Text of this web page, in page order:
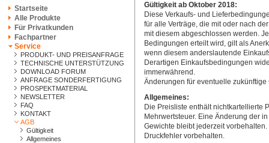
Startseite
Alle Produkte
Für Privatkunden
Fachpartner
Service
PRODUKT- UND PREISANFRAGE
TECHNISCHE UNTERSTÜTZUNG
DOWNLOAD FORUM
ANFRAGE SONDERFERTIGUNG
PROSPEKTMATERIAL
NEWSLETTER
FAQ
KONTAKT
AGB
Gültigkeit
Allgemeines
Gültigkeit ab Oktober 2018:
Diese Verkaufs- und
für alle Verträge, die mit oder nach
mit diesem abgeschlossen werden.
Bedingungen erteilt wird, gilt als
wenn diesem anderslautende
Derartigen Einkaufsbedingungen
immerwährend.
Änderungen für eventuelle
Allgemeines:
Die Preisliste enthält nichtkartellierte
Mehrwertsteuer. Eine Änderung der
Gewichte bleibt jederzeit
Druckfehler vorbehalten.